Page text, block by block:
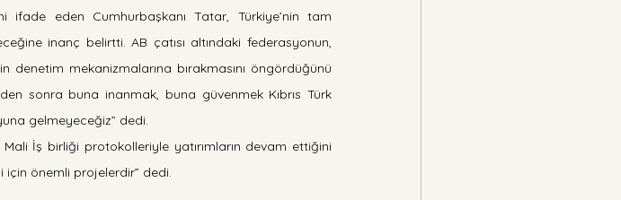
eden Cumhurbaşkanı Tatar, Türkiye’nin tam
inanç belirtti. AB çatısı altındaki federasyonun,
denetim mekanizmalarına bırakmasını öngördüğünü
sonra buna inanmak, buna güvenmek Kıbrıs Türk
gelmeyeceğiz” dedi.
İş birliği protokolleriyle yatırımların devam ettiğini
için önemli projelerdir” dedi.